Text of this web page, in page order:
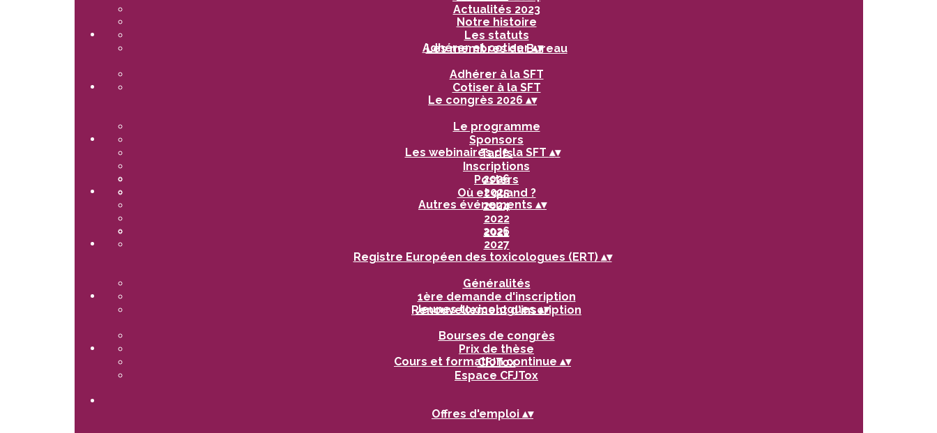
Actualités 2023
Notre histoire
Les statuts
Les membres du Bureau
Adhérer et cotiser▴▾
Adhérer à la SFT
Cotiser à la SFT
Le congrès 2026 ▴▾
Le programme
Sponsors
Tarifs
Inscriptions
Posters
Où et quand ?
Les webinaires de la SFT ▴▾
2026
2025
2024
2022
2021
Autres événements ▴▾
2026
2027
Registre Européen des toxicologues (ERT) ▴▾
Généralités
1ère demande d'inscription
Renouvellement d'inscription
Jeunes toxicologues▴▾
Bourses de congrès
Prix de thèse
CFJTox
Espace CFJTox
Cours et formation continue ▴▾
Offres d'emploi ▴▾